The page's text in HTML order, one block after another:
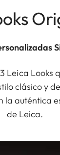
Leica Looks
clásico y
la auténtica
de Leica.